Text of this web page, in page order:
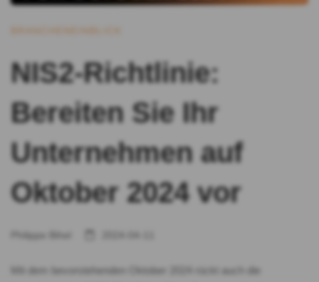
NIS2-Richtlinie:
Bereiten Sie Ihr
Unternehmen auf
Oktober 2024 vor
Mit dem bevorstehenden Oktober 2024 rückt auch die